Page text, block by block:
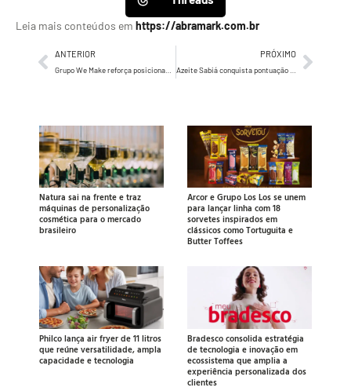
Leia mais conteúdos em https://abramark.com.br
ANTERIOR PRÓXIMO
Natura sai na frente e traz
máquinas de personalização
cosmética para o mercado
brasileiro
Arcor e Grupo Los Los se unem
para lançar linha com 18
sorvetes inspirados em
clássicos como Tortuguita e
Butter Toffees
Philco lança air fryer de 11 litros
que reúne versatilidade, ampla
capacidade e tecnologia
Bradesco consolida estratégia
de tecnologia e inovação em
ecossistema que amplia a
experiência personalizada dos
clientes